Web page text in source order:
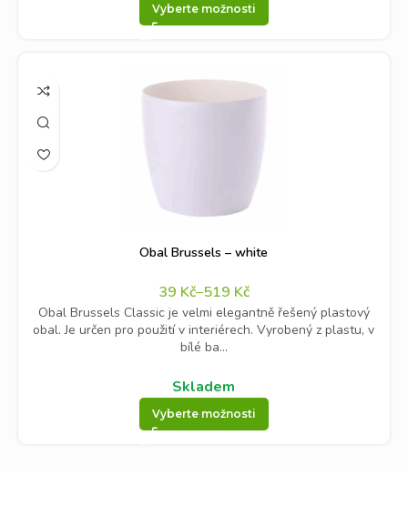
Vyberte možnosti
Obal Brussels – white
39 Kč–519 Kč
Obal Brussels Classic je velmi elegantně řešený plastový
obal. Je určen pro použití v interiérech. Vyrobený z plastu, v
bílé ba...
Skladem
Vyberte možnosti